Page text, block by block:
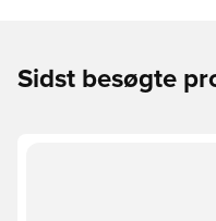
Sidst besøgte